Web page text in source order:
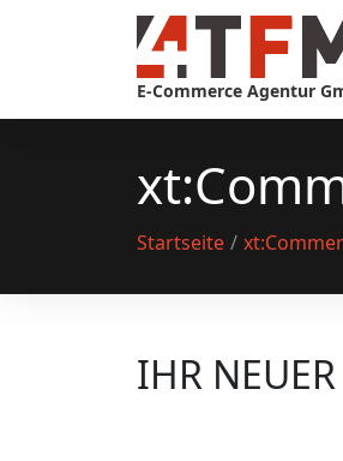
E-Commerce Agentur
Startseite /
IHR